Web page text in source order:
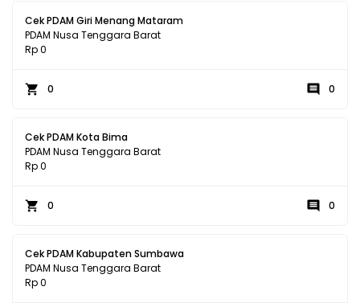
Cek PDAM Giri Menang Mataram
PDAM Nusa Tenggara Barat
Rp 0
0 0
Cek PDAM Kota Bima
PDAM Nusa Tenggara Barat
Rp 0
0 0
Cek PDAM Kabupaten Sumbawa
PDAM Nusa Tenggara Barat
Rp 0